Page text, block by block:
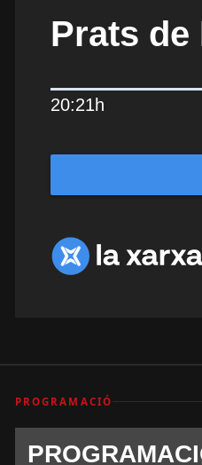
Prats de
20:21h
PROGRAMACIÓ